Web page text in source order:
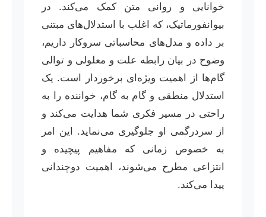
خوانایی و روانی متن کمک می‌کند. در
بیوانفورماتیک، که اغلب با استدلال‌های مبتنی
بر داده و مدل‌های محاسباتی سروکار داریم،
وضوح در بیان رابطه علت و معلولی و توالی
گام‌ها از اهمیت ویژه‌ای برخوردار است. یک
استدلال منطقی و گام به گام، خواننده را به
راحتی در مسیر فکری شما هدایت می‌کند و
از سردرگمی او جلوگیری می‌نماید. این امر
به خصوص زمانی که مفاهیم پیچیده و
انتزاعی مطرح می‌شوند، اهمیت دوچندانی
پیدا می‌کند.